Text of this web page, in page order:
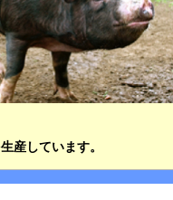
産しています。